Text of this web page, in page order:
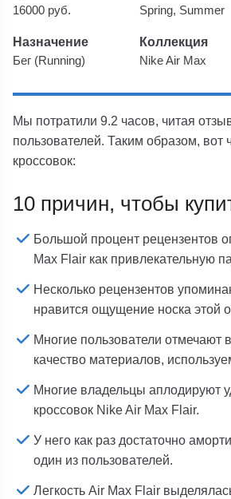
16000 руб. Spring, Summer
Назначение
Бег (Running)
Коллекция
Nike Air Max
Мы потратили 9.2 часов, читая
пользователей. Таким образом,
кроссовок:
10 причин, чтобы
Большой процент рецензентов
Max Flair как привлекательную
Несколько рецензентов
нравится ощущение носка этой
Многие пользователи отмечают
качество материалов,
Многие владельцы аплодируют
кроссовок Nike Air Max Flair.
У него как раз достаточно
один из пользователей.
Легкость Air Max Flair